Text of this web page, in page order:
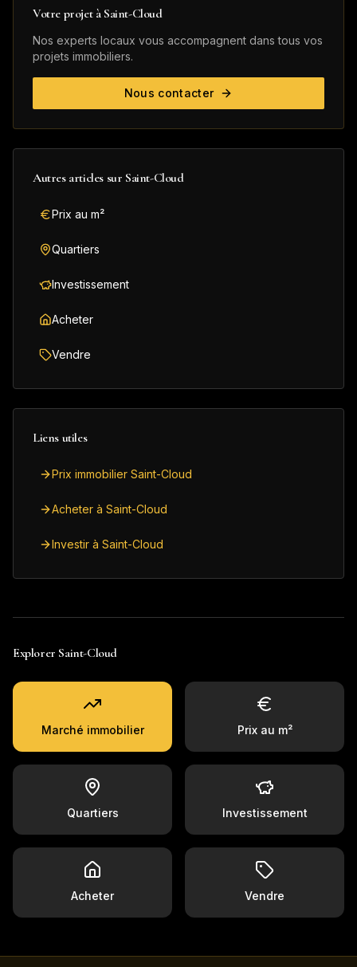
Votre projet à Saint-Cloud
Nos experts locaux vous accompagnent dans tous vos
projets immobiliers.
Nous contacter
Autres articles sur Saint-Cloud
Prix au m²
Quartiers
Investissement
Acheter
Vendre
Liens utiles
Prix immobilier Saint-Cloud
Acheter à Saint-Cloud
Investir à Saint-Cloud
Explorer Saint-Cloud
Marché immobilier Prix au m²
Quartiers Investissement
Acheter Vendre